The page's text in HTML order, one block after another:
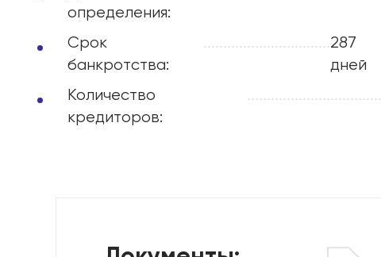
определения:
Срок
банкротства:
................................287
дней
Количество
кредиторов:
..................................